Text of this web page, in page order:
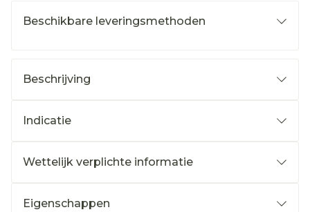
Beschikbare leveringsmethoden
Beschrijving
Indicatie
Wettelijk verplichte informatie
Eigenschappen